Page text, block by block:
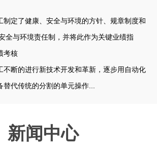
了健康、安全与环境的方针、规章制度和
全与环境责任制，并将此作为关键业绩指
考核
的进行新技术开发和革新，逐步用自动化
代传统的分割的单元操作...
新闻中心